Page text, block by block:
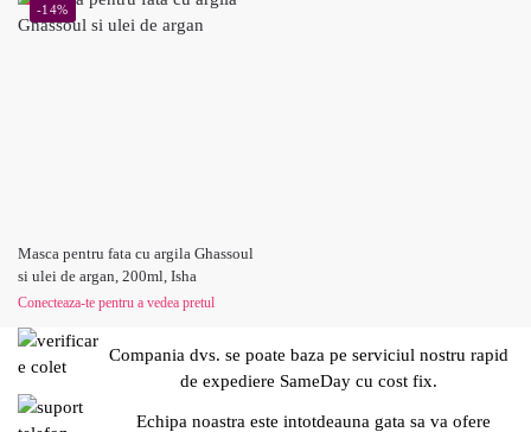
-14%
Masca pentru fata cu argila Ghassoul
si ulei de argan, 200ml, Isha
Conecteaza-te pentru a vedea pretul
Compania dvs. se poate baza pe serviciul nostru rapid
de expediere SameDay cu cost fix.
Echipa noastra este intotdeauna gata sa va ofere